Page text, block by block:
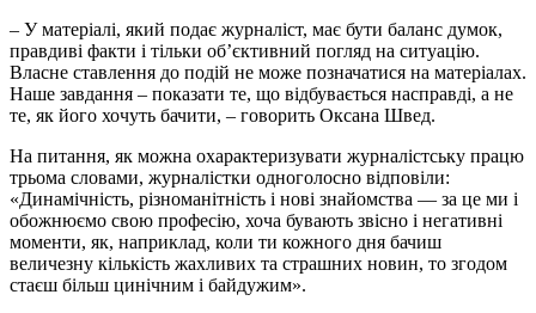
– У матеріалі, який подає журналіст, має бути баланс думок,
правдиві факти і тільки об’єктивний погляд на ситуацію.
Власне ставлення до подій не може позначатися на матеріалах.
Наше завдання – показати те, що відбувається насправді, а не
те, як його хочуть бачити, – говорить Оксана Швед.
На питання, як можна охарактеризувати журналістську працю
трьома словами, журналістки одноголосно відповіли:
«Динамічність, різноманітність і нові знайомства — за це ми і
обожнюємо свою професію, хоча бувають звісно і негативні
моменти, як, наприклад, коли ти кожного дня бачиш
величезну кількість жахливих та страшних новин, то згодом
стаєш більш цинічним і байдужим».